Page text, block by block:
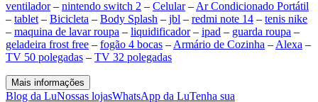
ventilador– nintendo switch 2 – Celular– Ar Condicionado Portátil
– tablet – Bicicleta – Body Splash – jbl – redmi note 14 – tenis nike
– maquina de lavar roupa – liquidificador– ipad – guarda roupa –
geladeira frost free – fogão 4 bocas – Armário de Cozinha – Alexa –
TV 50 polegadas – TV 32 polegadas
Mais informações
Blog da LuNossas lojasWhatsApp da LuTenha sua